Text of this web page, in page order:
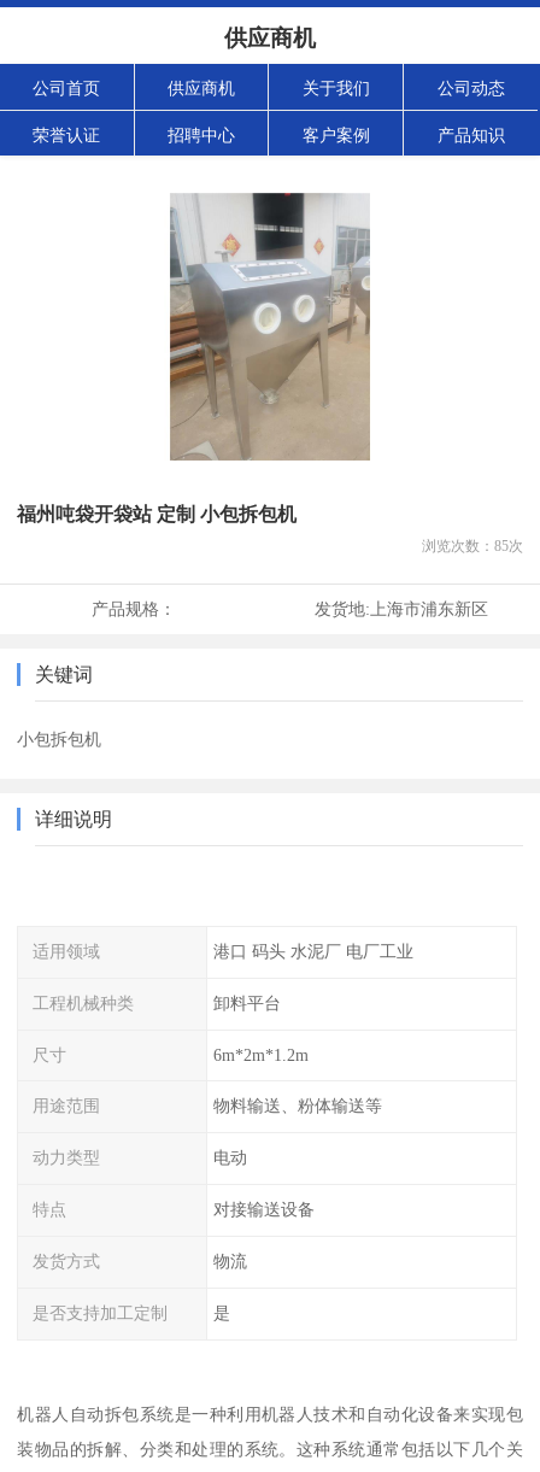
供应商机
公司首页 供应商机 关于我们 公司动态
荣誉认证 招聘中心 客户案例 产品知识
福州吨袋开袋站 定制 小包拆包机
浏览次数： 85次
产品规格： 发货地: 上海市浦东新区
关键词
小包拆包机
详细说明
适用领域 港口 码头 水泥厂 电厂工业
工程机械种类 卸料平台
尺寸 6m*2m*1.2m
用途范围 物料输送、粉体输送等
动力类型 电动
特点 对接输送设备
发货方式 物流
是否支持加工定制 是
机器人自动拆包系统是一种利用机器人技术和自动化设备来实现包
装物品的拆解、分类和处理的系统。这种系统通常包括以下几个关